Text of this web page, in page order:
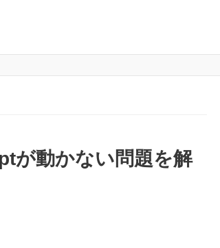
が動かない問題を解